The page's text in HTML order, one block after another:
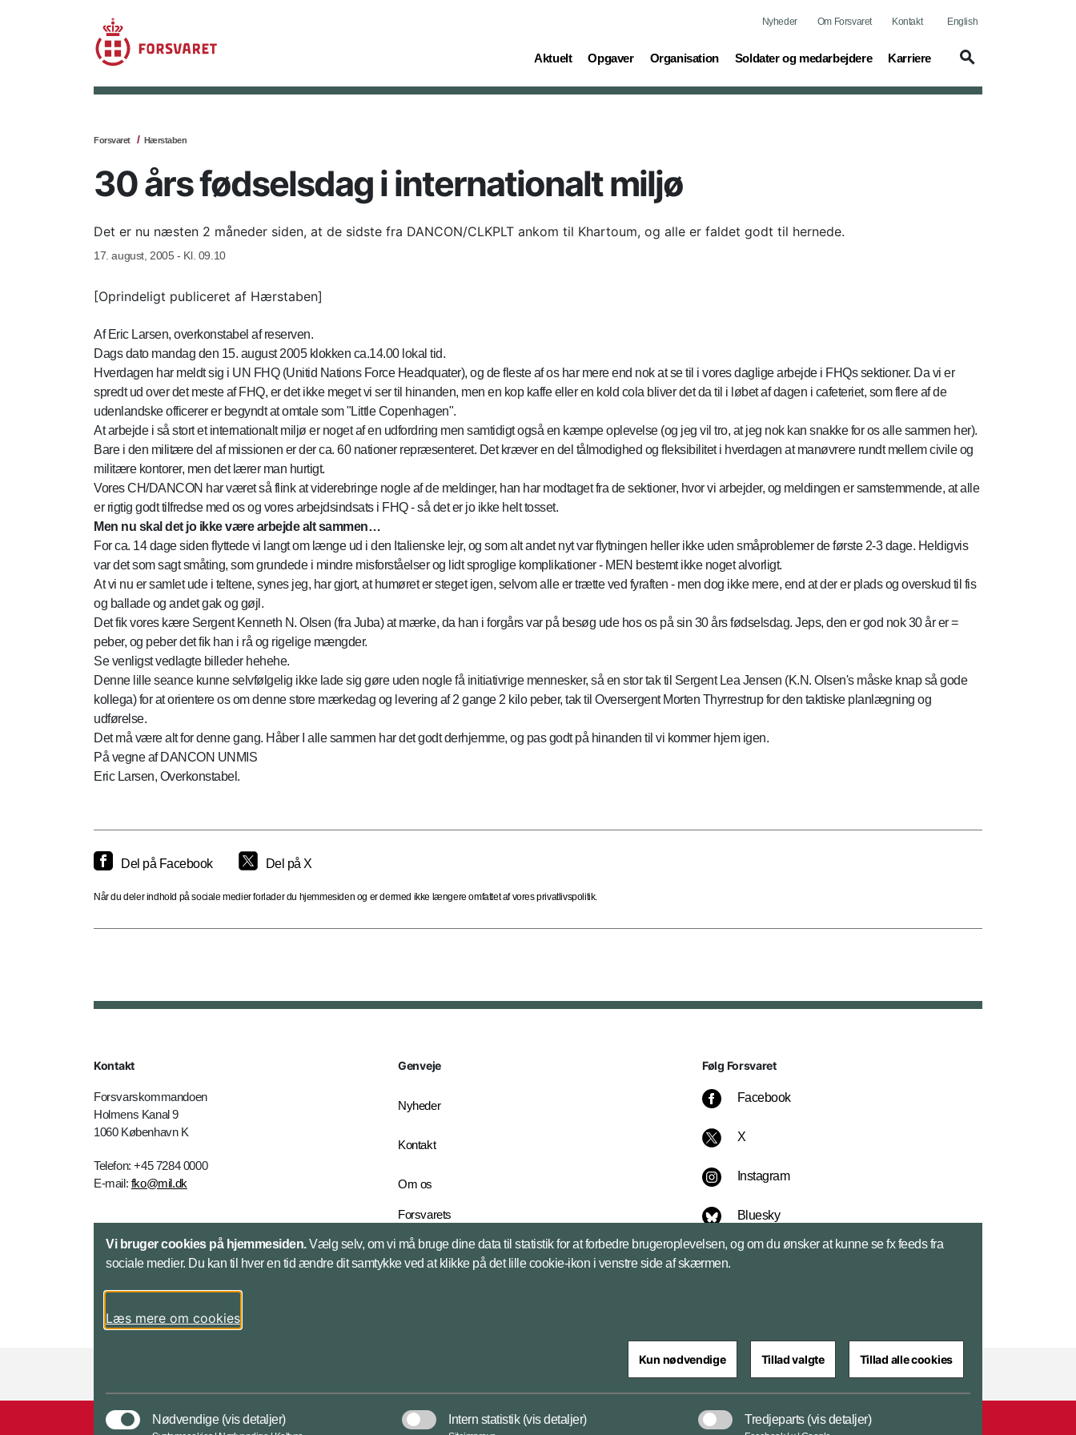
Nyheder Om Forsvaret Kontakt English
Aktuelt
(current) Opgaver
(current) Organisation
(current) Soldater og medarbejdere
(current) Karriere
(current)
Forsvaret Hærstaben
30 års fødselsdag i internationalt miljø
Det er nu næsten 2 måneder siden, at de sidste fra DANCON/CLKPLT ankom til Khartoum, og alle er faldet godt til hernede.
17. august, 2005 - Kl. 09.10
[Oprindeligt publiceret af Hærstaben]
Af Eric Larsen, overkonstabel af reserven.
Dags dato mandag den 15. august 2005 klokken ca.14.00 lokal tid.
Hverdagen har meldt sig i UN FHQ (Unitid Nations Force Headquater), og de fleste af os har mere end nok at se til i vores daglige arbejde i FHQs sektioner. Da vi er
spredt ud over det meste af FHQ, er det ikke meget vi ser til hinanden, men en kop kaffe eller en kold cola bliver det da til i løbet af dagen i cafeteriet, som flere af de
udenlandske officerer er begyndt at omtale som "Little Copenhagen".
At arbejde i så stort et internationalt miljø er noget af en udfordring men samtidigt også en kæmpe oplevelse (og jeg vil tro, at jeg nok kan snakke for os alle sammen her).
Bare i den militære del af missionen er der ca. 60 nationer repræsenteret. Det kræver en del tålmodighed og fleksibilitet i hverdagen at manøvrere rundt mellem civile og
militære kontorer, men det lærer man hurtigt.
Vores CH/DANCON har været så flink at viderebringe nogle af de meldinger, han har modtaget fra de sektioner, hvor vi arbejder, og meldingen er samstemmende, at alle
er rigtig godt tilfredse med os og vores arbejdsindsats i FHQ - så det er jo ikke helt tosset.
Men nu skal det jo ikke være arbejde alt sammen…
For ca. 14 dage siden flyttede vi langt om længe ud i den Italienske lejr, og som alt andet nyt var flytningen heller ikke uden småproblemer de første 2-3 dage. Heldigvis
var det som sagt småting, som grundede i mindre misforståelser og lidt sproglige komplikationer - MEN bestemt ikke noget alvorligt.
At vi nu er samlet ude i teltene, synes jeg, har gjort, at humøret er steget igen, selvom alle er trætte ved fyraften - men dog ikke mere, end at der er plads og overskud til fis
og ballade og andet gak og gøjl.
Det fik vores kære Sergent Kenneth N. Olsen (fra Juba) at mærke, da han i forgårs var på besøg ude hos os på sin 30 års fødselsdag. Jeps, den er god nok 30 år er =
peber, og peber det fik han i rå og rigelige mængder.
Se venligst vedlagte billeder hehehe.
Denne lille seance kunne selvfølgelig ikke lade sig gøre uden nogle få initiativrige mennesker, så en stor tak til Sergent Lea Jensen (K.N. Olsen's måske knap så gode
kollega) for at orientere os om denne store mærkedag og levering af 2 gange 2 kilo peber, tak til Oversergent Morten Thyrrestrup for den taktiske planlægning og
udførelse.
Det må være alt for denne gang. Håber I alle sammen har det godt derhjemme, og pas godt på hinanden til vi kommer hjem igen.
På vegne af DANCON UNMIS
Eric Larsen, Overkonstabel.
Del på Facebook Del på X
Når du deler indhold på sociale medier forlader du hjemmesiden og er dermed ikke længere omfattet af vores privatlivspolitik.
Kontakt
Forsvarskommandoen
Holmens Kanal 9
1060 København K
Telefon: +45 7284 0000
E-mail: fko@mil.dk
Kontakt
Genveje
Nyheder
Kontakt
Om os
Forsvarets
English Edition
Følg Forsvaret
Facebook
X
Instagram
Bluesky
LinkedIn
Databeskyttelse og ansvar Cookiepolitik Tilgængelighedserklæring
Vi bruger cookies på hjemmesiden.Vælg selv, om vi må bruge dine data til statistik for at forbedre brugeroplevelsen, og om du ønsker at kunne se fx feeds fra
sociale medier. Du kan til hver en tid ændre dit samtykke ved at klikke på det lille cookie-ikon i venstre side af skærmen.
Læs mere om cookies
Kun nødvendige Tillad valgte Tillad alle cookies
Nødvendige (vis detaljer) Intern statistik (vis detaljer) Tredjeparts (vis detaljer)